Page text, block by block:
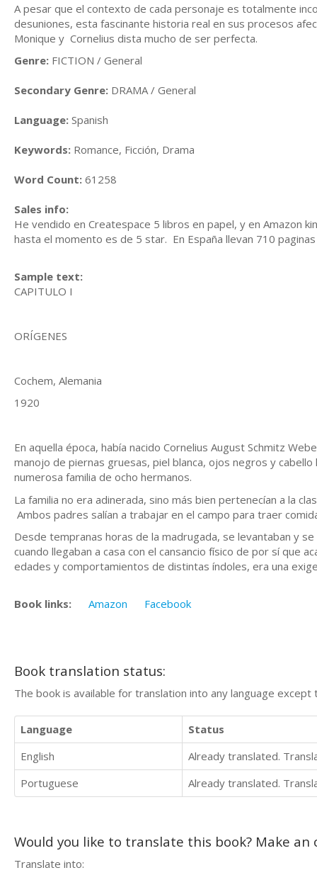
A pesar que el contexto de cada personaje es totalmente
desuniones, esta fascinante historia real en sus procesos
Monique y Cornelius dista mucho de ser perfecta.
Genre: FICTION / General
Secondary Genre: DRAMA / General
Language: Spanish
Keywords: Romance, Ficción, Drama
Word Count: 61258
Sales info:
He vendido en Createspace 5 libros en papel, y en Amazon
hasta el momento es de 5 star. En España llevan 710
Sample text:
CAPITULO I
ORÍGENES
Cochem, Alemania
1920
En aquella época, había nacido Cornelius August Schmitz
manojo de piernas gruesas, piel blanca, ojos negros y
numerosa familia de ocho hermanos.
La familia no era adinerada, sino más bien pertenecían a la
Ambos padres salían a trabajar en el campo para traer
Desde tempranas horas de la madrugada, se levantaban y
cuando llegaban a casa con el cansancio físico de por sí que
edades y comportamientos de distintas índoles, era una
Book links: Amazon Facebook
Book translation status:
The book is available for translation into any language
Language
Status
English
Already translated.
Portuguese
Already translated.
Would you like to translate this book? Make
Translate into: